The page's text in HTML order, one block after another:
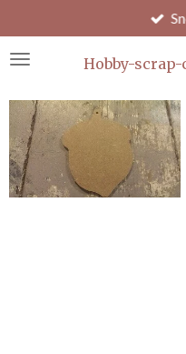
direct
naar
hoofdinhoud
Hobby-scrap-